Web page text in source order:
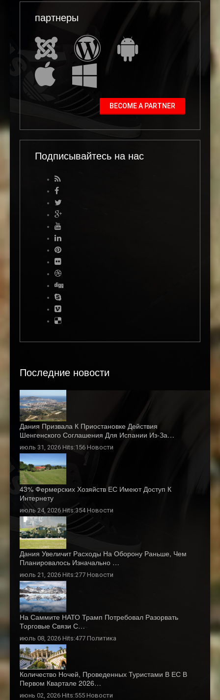
партнеры
BECOME A PARTNER
Подписывайтесь на нас
Последние новости
Дания Призвала К Приостановке Действия
Шенгенского Соглашения Для Испании Из-За…
июль 31, 2026 Hits:156 Новости
43% Фермерских Хозяйств ЕС Имеют Доступ К
Интернету
июль 24, 2026 Hits:354Новости
Дания Увеличит Расходы На Оборону Раньше, Чем
Планировалось Изначально …
июль 21, 2026 Hits:277 Новости
На Саммите НАТО Трамп Потребовал Разорвать
Торговые Связи С…
июль 08, 2026 Hits:477 Политика
Количество Ночей, Проведенных Туристами В ЕС В
Первом Квартале 2026…
июнь 02, 2026 Hits:555 Новости